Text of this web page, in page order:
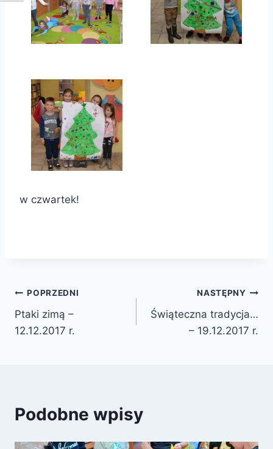
w czwartek!
Nawigacja
wpisu
POPRZEDNI
Ptaki zimą –
12.12.2017 r.
NASTĘPNY
Świąteczna tradycja…
– 19.12.2017 r.
Podobne wpisy